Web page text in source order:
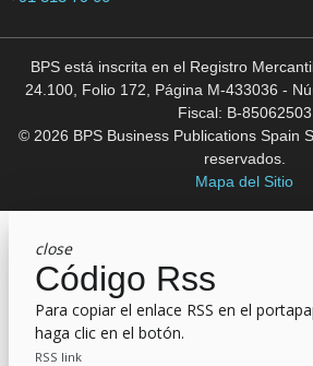
BPS está inscrita en el Registro
24.100, Folio 172, Página M-433036 -
Fiscal: B-85062503
© 2026 BPS Business Publications Spain
reservados.
Mapa del Sitio
close
Código Rss
Para copiar el enlace RSS en el
haga clic en el botón.
RSS link